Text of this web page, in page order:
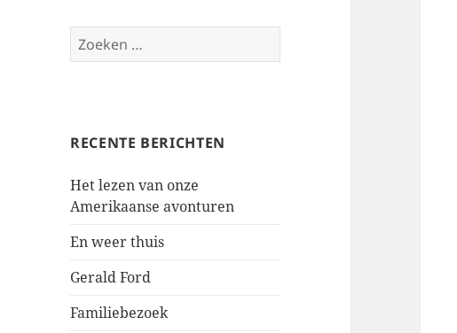
Zoeken
naar:
RECENTE BERICHTEN
Het lezen van onze
Amerikaanse avonturen
En weer thuis
Gerald Ford
Familiebezoek